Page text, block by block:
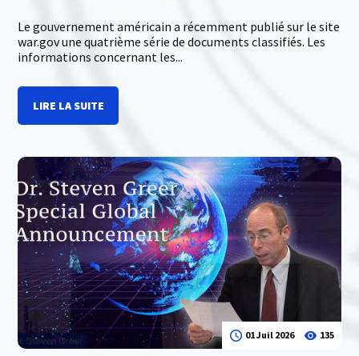
Le gouvernement américain a récemment publié sur le site
war.gov une quatrième série de documents classifiés. Les
informations concernant les...
LIRE LA SUITE
01 Juil 2026 135